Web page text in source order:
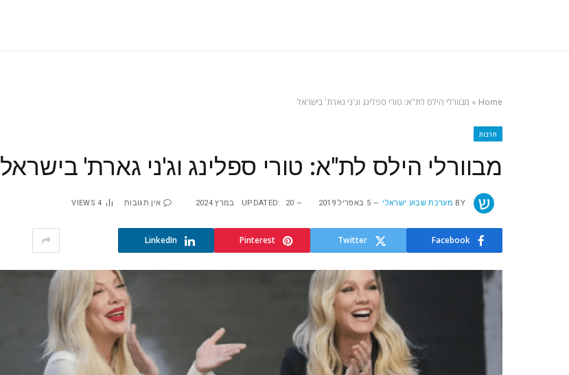
Home
» מבוורלי הילס לת"א: טורי ספלינג וג'ני גארת' בישראל
תרבות
מבוורלי הילס לת"א: טורי ספלינג וג'ני גארת' בישראל
BY מערכת שבוע ישראלי 5 באפריל 2019 UPDATED: 20 במרץ 2024 אין תגובות 4
VIEWS
Facebook
Twitter
Pinterest
LinkedIn